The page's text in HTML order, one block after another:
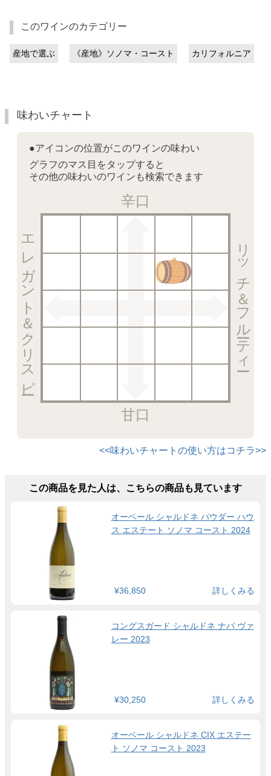
このワインのカテゴリー
産地で選ぶ 《産地》ソノマ・コースト カリフォルニア
味わいチャート
●アイコンの位置がこのワインの味わい
グラフのマス目をタップすると
その他の味わいのワインも検索できます
辛口
リッチ＆フルーティー
甘口
エレガント＆クリスピー
<<味わいチャートの使い方はコチラ>>
この商品を見た人は、こちらの商品も見ています
オーベール シャルドネ パウダー ハウ
ス エステート ソノマ コースト 2024
¥36,850 詳しくみる
コングスガード シャルドネ ナパ ヴァ
レー 2023
¥30,250 詳しくみる
オーベール シャルドネ CIX エステー
ト ソノマ コースト 2023